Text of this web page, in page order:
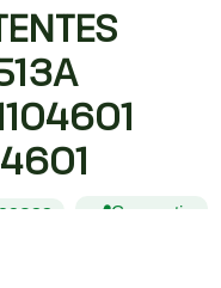
Compartir